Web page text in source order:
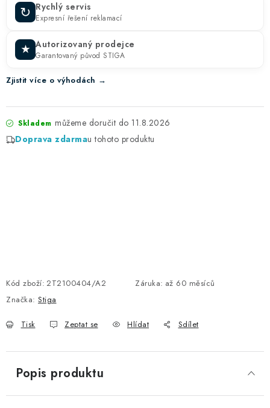
↻ Rychlý servis
Expresní řešení reklamací
★ Autorizovaný prodejce
Garantovaný původ STIGA
Zjistit více o výhodách →
Skladem
11.8.2026
Doprava zdarmau tohoto produktu
Kód zboží: 2T2100404/A2 Záruka: až 60 měsíců
Značka: Stiga
Tisk Zeptat se Hlídat Sdílet
Popis produktu